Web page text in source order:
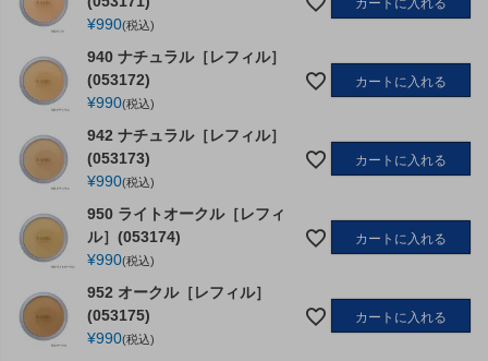
¥990 税込
カートに入れる
940 ナチュラル［レフィル］
(053172)
¥990 税込
カートに入れる
942 ナチュラル［レフィル］
(053173)
¥990 税込
カートに入れる
950 ライトオークル［レフィ
ル］(053174)
¥990 税込
カートに入れる
952 オークル［レフィル］
(053175)
¥990 税込
カートに入れる